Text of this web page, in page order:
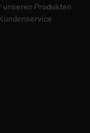
unseren Produkten